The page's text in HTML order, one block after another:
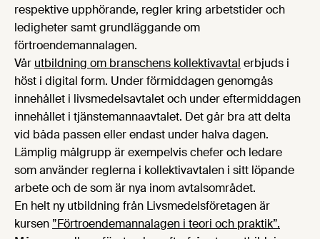
respektive upphörande, regler kring arbetstider och
ledigheter samt grundläggande om
förtroendemannalagen.
Vår utbildning om branschens kollektivavtal erbjuds i
höst i digital form. Under förmiddagen genomgås
innehållet i livsmedelsavtalet och under eftermiddagen
innehållet i tjänstemannaavtalet. Det går bra att delta
vid båda passen eller endast under halva dagen.
Lämplig målgrupp är exempelvis chefer och ledare
som använder reglerna i kollektivavtalen i sitt löpande
arbete och de som är nya inom avtalsområdet.
En helt ny utbildning från Livsmedelsföretagen är
kursen ”Förtroendemannalagen i teori och praktik”.